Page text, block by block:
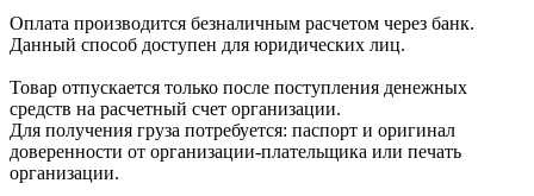
Оплата производится безналичным расчетом через банк.
Данный способ доступен для юридических лиц.
Товар отпускается только после поступления денежных
средств на расчетный счет организации.
Для получения груза потребуется: паспорт и оригинал
доверенности от организации-плательщика или печать
организации.